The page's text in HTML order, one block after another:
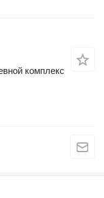
комплекс